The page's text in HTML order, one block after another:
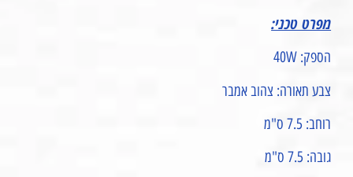
מפרט טכני:
הספק: 40W
צבע תאורה: צהוב אמבר
רוחב: 7.5 ס"מ
גובה: 7.5 ס"מ